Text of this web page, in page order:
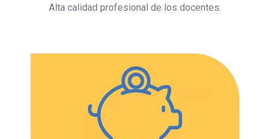
Alta calidad profesional de los docentes.